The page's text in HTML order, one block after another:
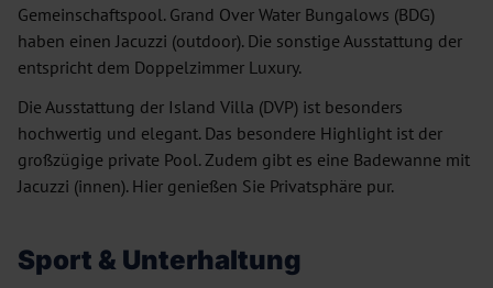
Gemeinschaftspool. Grand Over Water Bungalows (BDG)
haben einen Jacuzzi (outdoor). Die sonstige Ausstattung der
entspricht dem Doppelzimmer Luxury.
Die Ausstattung der Island Villa (DVP) ist besonders
hochwertig und elegant. Das besondere Highlight ist der
großzügige private Pool. Zudem gibt es eine Badewanne mit
Jacuzzi (innen). Hier genießen Sie Privatsphäre pur.
Sport & Unterhaltung